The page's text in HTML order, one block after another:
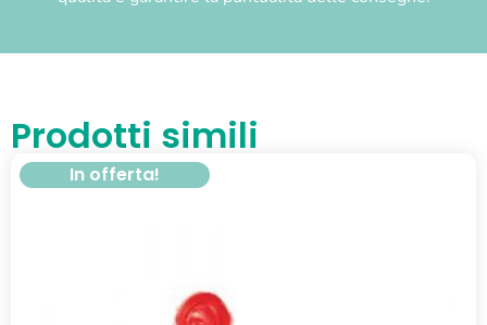
Prodotti simili
In offerta!